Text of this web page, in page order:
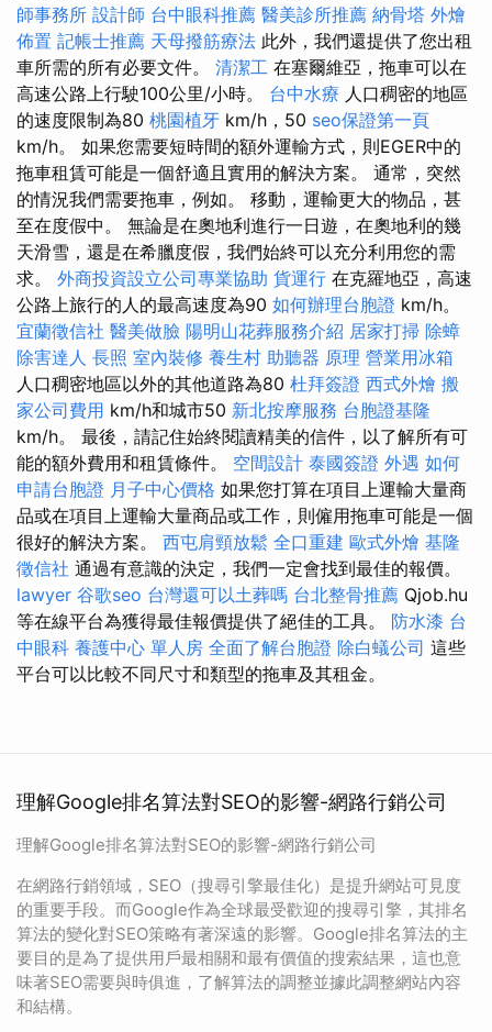
師事務所 設計師 台中眼科推薦 醫美診所推薦 納骨塔 外燴
佈置 記帳士推薦 天母撥筋療法 此外，我們還提供了您出租
車所需的所有必要文件。 清潔工 在塞爾維亞，拖車可以在
高速公路上行駛100公里/小時。 台中水療 人口稠密的地區
的速度限制為80 桃園植牙 km/h，50 seo保證第一頁
km/h。 如果您需要短時間的額外運輸方式，則EGER中的
拖車租賃可能是一個舒適且實用的解決方案。 通常，突然
的情況我們需要拖車，例如。 移動，運輸更大的物品，甚
至在度假中。 無論是在奧地利進行一日遊，在奧地利的幾
天滑雪，還是在希臘度假，我們始終可以充分利用您的需
求。 外商投資設立公司專業協助 貨運行 在克羅地亞，高速
公路上旅行的人的最高速度為90 如何辦理台胞證 km/h。
宜蘭徵信社 醫美做臉 陽明山花葬服務介紹 居家打掃 除蟑
除害達人 長照 室內裝修 養生村 助聽器 原理 營業用冰箱
人口稠密地區以外的其他道路為80 杜拜簽證 西式外燴 搬
家公司費用 km/h和城市50 新北按摩服務 台胞證基隆
km/h。 最後，請記住始終閱讀精美的信件，以了解所有可
能的額外費用和租賃條件。 空間設計 泰國簽證 外遇 如何
申請台胞證 月子中心價格 如果您打算在項目上運輸大量商
品或在項目上運輸大量商品或工作，則僱用拖車可能是一個
很好的解決方案。 西屯肩頸放鬆 全口重建 歐式外燴 基隆
徵信社 通過有意識的決定，我們一定會找到最佳的報價。
lawyer 谷歌seo 台灣還可以土葬嗎 台北整骨推薦 Qjob.hu
等在線平台為獲得最佳報價提供了絕佳的工具。 防水漆 台
中眼科 養護中心 單人房 全面了解台胞證 除白蟻公司 這些
平台可以比較不同尺寸和類型的拖車及其租金。
理解Google排名算法對SEO的影響-網路行銷公司
理解Google排名算法對SEO的影響-網路行銷公司
在網路行銷領域，SEO（搜尋引擎最佳化）是提升網站可見度
的重要手段。而Google作為全球最受歡迎的搜尋引擎，其排名
算法的變化對SEO策略有著深遠的影響。Google排名算法的主
要目的是為了提供用戶最相關和最有價值的搜索結果，這也意
味著SEO需要與時俱進，了解算法的調整並據此調整網站內容
和結構。